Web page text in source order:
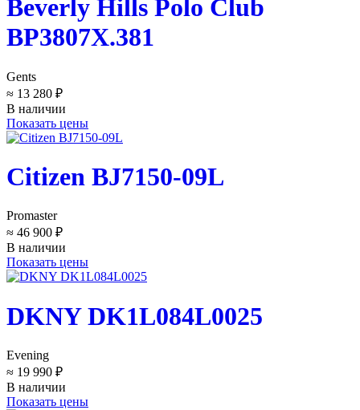
Beverly Hills Polo Club
BP3807X.381
Gents
≈ 13 280 ₽
В наличии
Показать цены
Citizen BJ7150-09L
Promaster
≈ 46 900 ₽
В наличии
Показать цены
DKNY DK1L084L0025
Evening
≈ 19 990 ₽
В наличии
Показать цены